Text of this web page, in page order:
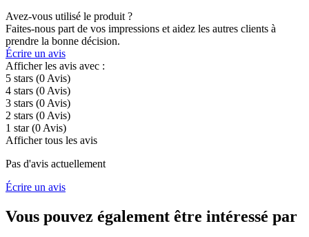
Avez-vous utilisé le produit ?
Faites-nous part de vos impressions et aidez les autres clients à
prendre la bonne décision.
Écrire un avis
Afficher les avis avec :
5 stars (0Avis)
4 stars (0Avis)
3 stars (0Avis)
2 stars (0Avis)
1 star (0Avis)
Afficher tous les avis
Pas d'avis actuellement
Écrire un avis
Vous pouvez également être intéressé par